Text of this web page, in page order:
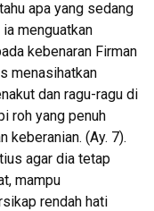
apa yang sedang
menguatkan
kebenaran Firman
menasihatkan
dan ragu-ragu di
roh yang penuh
keberanian. (Ay. 7).
agar dia tetap
mampu
rendah hati